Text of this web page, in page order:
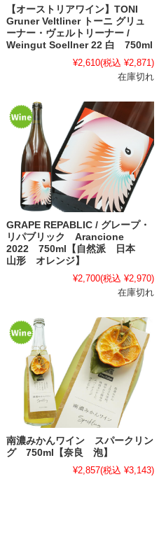
【オーストリアワイン】TONI
Gruner Veltliner トーニ グリュ
ーナー・ヴェルトリーナー /
Weingut Soellner 22 白 750ml
¥2,610(税込 ¥2,871)
在庫切れ
GRAPE REPABLIC / グレープ・
リパブリック Arancione
2022 750ml【自然派 日本
山形 オレンジ】
¥2,700(税込 ¥2,970)
在庫切れ
南濃みかんワイン スパークリン
グ 750ml【奈良 泡】
¥2,857(税込 ¥3,143)